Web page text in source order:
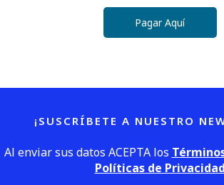
Pagar Aquí
¡SUSCRÍBETE A NUESTRO
Al enviar sus datos ACEPTA los
Políticas de Privacidad